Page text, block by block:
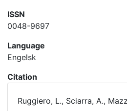
ISSN
0048-9697
Language
Engelsk
Citation
Ruggiero, L., Sciarra, A.,